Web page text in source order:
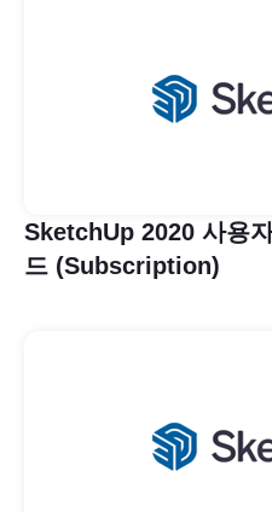
SketchUp 2020 사용
드 (Subscription)